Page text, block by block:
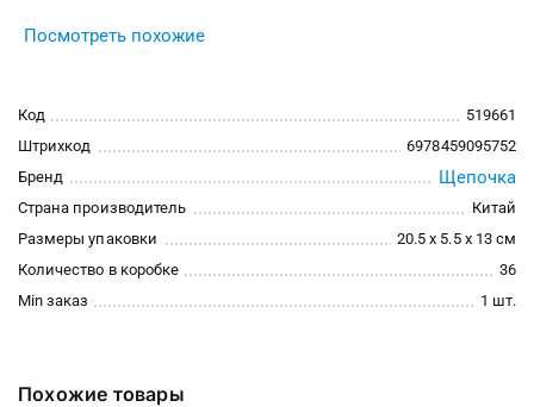
Посмотреть похожие
Код
519661
Штрихкод
6978459095752
Бренд
Щепочка
Страна производитель
Китай
Размеры упаковки
20.5 x 5.5 x 13 см
Количество в коробке
36
Min заказ
1 шт.
Похожие товары